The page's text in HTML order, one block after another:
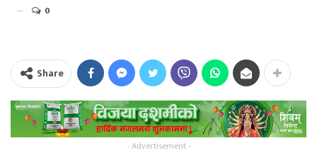
0
Share
- Advertisement -